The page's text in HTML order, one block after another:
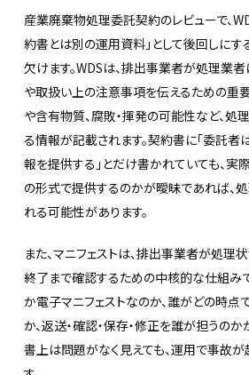
産業廃棄物処理委託契約のレビューで、
約書とは別の運用資料」として後回しにす
欠けます。WDSは、排出事業者が処理業
や取扱い上の注意事項を伝えるための重
や含有物質、腐敗・揮発の可能性など、
る情報が記載されます。契約書に「委託
報を提供する」とだけ書かれていても、実
の形式で提供するのかが曖昧であれば、
れる可能性があります。
また、マニフェストは、排出事業者が処理
終了まで確認するための中核的な仕組み
か電子マニフェストなのか、誰がどの時
か、返送・確認・保存・修正を誰が担うの
書上は問題がなく見えても、運用で事故